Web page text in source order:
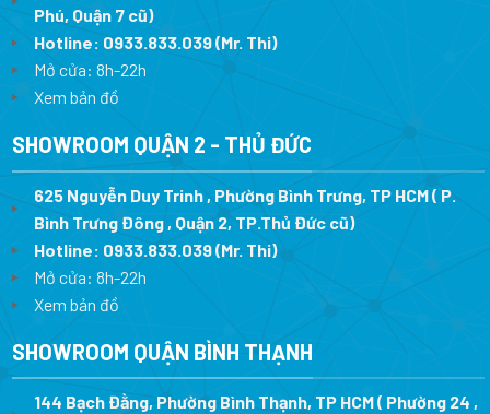
Phú, Quận 7 cũ)
Hotline: 0933.833.039(Mr. Thi)
Mở cửa: 8h-22h
Xem bản đồ
SHOWROOM QUẬN 2 - THỦ ĐỨC
625 Nguyễn Duy Trinh , Phường Bình Trưng, TP HCM ( P.
Bình Trưng Đông , Quận 2, TP.Thủ Đức cũ)
Hotline: 0933.833.039(Mr. Thi)
Mở cửa: 8h-22h
Xem bản đồ
SHOWROOM QUẬN BÌNH THẠNH
144 Bạch Đằng, Phường Bình Thạnh, TP HCM ( Phường 24 ,